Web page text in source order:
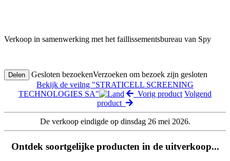
Verkoop in samenwerking met het faillissementsbureau van Spy
Delen Gesloten bezoekenVerzoeken om bezoek zijn gesloten
Bekijk de veilng "STRATICELL SCREENING
TECHNOLOGIES SA"
Vorig product Volgend
product
De verkoop eindigde op dinsdag 26 mei 2026.
Ontdek soortgelijke producten in de uitverkoop...